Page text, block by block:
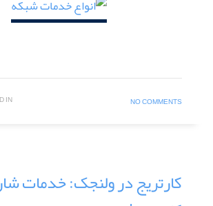
IN NO COMMENTS
کارتریج در ولنجک: خدمات